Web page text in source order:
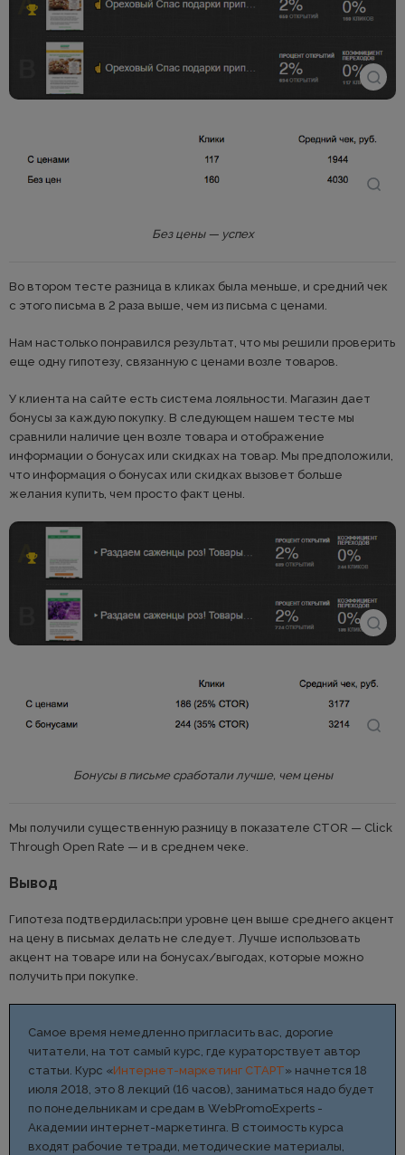
Без цены — успех
Во втором тесте разница в кликах была меньше, и средний чек
с этого письма в 2 раза выше, чем из письма с ценами.
Нам настолько понравился результат, что мы решили проверить
еще одну гипотезу, связанную с ценами возле товаров.
У клиента на сайте есть система лояльности. Магазин дает
бонусы за каждую покупку. В следующем нашем тесте мы
сравнили наличие цен возле товара и отображение
информации о бонусах или скидках на товар. Мы предположили,
что информация о бонусах или скидках вызовет больше
желания купить, чем просто факт цены.
Бонусы в письме сработали лучше, чем цены
Мы получили существенную разницу в показателе CTOR — Click
Through Open Rate — и в среднем чеке.
Вывод
Гипотеза подтвердилась:при уровне цен выше среднего акцент
на цену в письмах делать не следует. Лучше использовать
акцент на товаре или на бонусах/выгодах, которые можно
получить при покупке.
Самое время немедленно пригласить вас, дорогие
читатели, на тот самый курс, где кураторствует автор
статьи. Курс «Интернет-маркетинг СТАРТ» начнется 18
июля 2018, это 8 лекций (16 часов), заниматься надо будет
по понедельникам и средам в WebPromoExperts -
Академии интернет-маркетинга. В стоимость курса
входят рабочие тетради, методические материалы,